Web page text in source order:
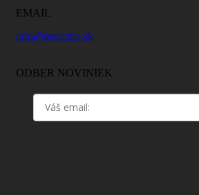
EMAIL
info@mercator.sk
ODBER NOVINIEK